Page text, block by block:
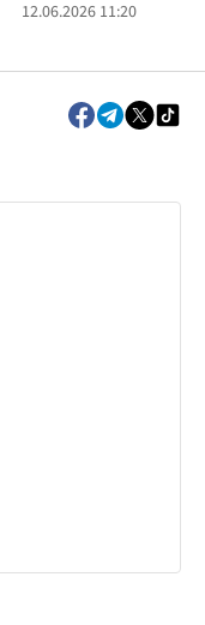
пользователи сети
12.06.2026 11:20